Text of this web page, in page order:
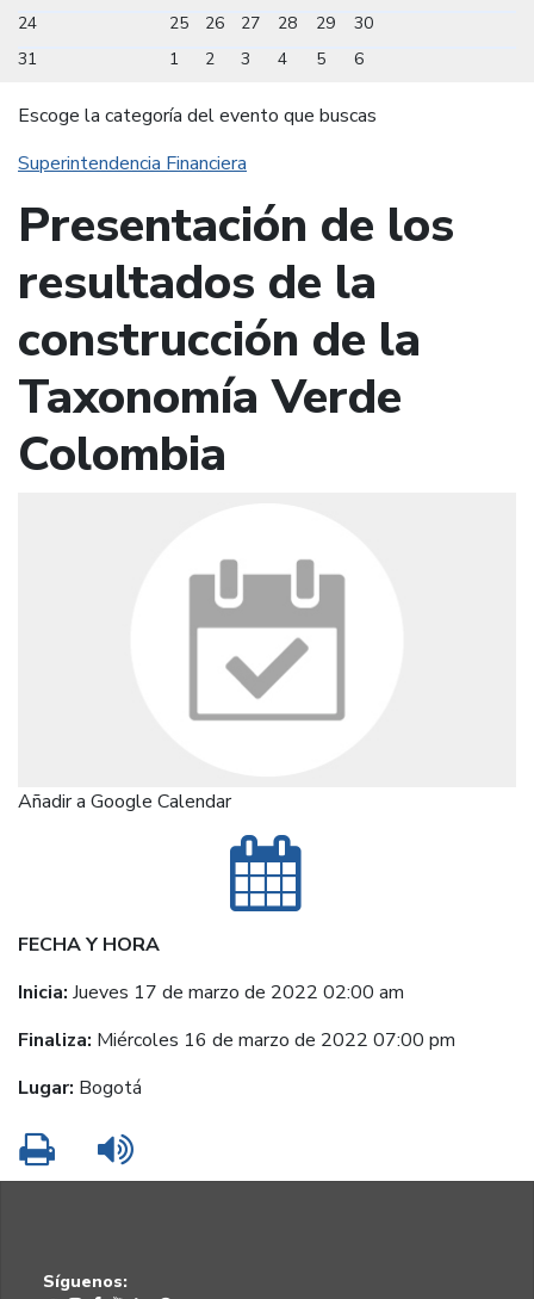
24
25 26 27 28 29
30
31
1 2 3 4 5 6
Escoge la categoría del evento que buscas
Superintendencia Financiera
Presentación de los
resultados de la
construcción de la
Taxonomía Verde
Colombia
Añadir a Google Calendar
FECHA Y HORA
Inicia: Jueves 17 de marzo de 2022 02:00 am
Finaliza: Miércoles 16 de marzo de 2022 07:00 pm
Lugar: Bogotá
Imprimir
Síguenos: